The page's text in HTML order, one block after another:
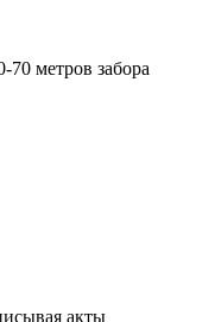
70 метров забора
акты